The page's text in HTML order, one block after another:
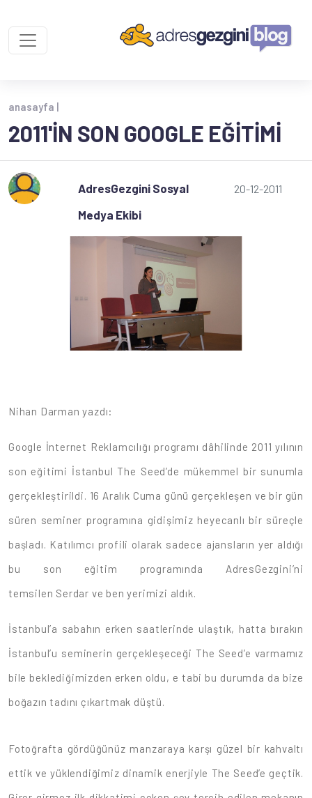
anasayfa |
2011'IN SON GOOGLE EĞITIMI
AdresGezgini Sosyal
Medya Ekibi
20-12-2011
Nihan Darman yazdı:
Google İnternet Reklamcılığı programı dâhilinde 2011 yılının
son eğitimi İstanbul The Seed’de mükemmel bir sunumla
gerçekleştirildi. 16 Aralık Cuma günü gerçekleşen ve bir gün
süren seminer programına gidişimiz heyecanlı bir süreçle
başladı. Katılımcı profili olarak sadece ajansların yer aldığı
bu son eğitim programında AdresGezgini’ni
temsilen Serdar ve ben yerimizi aldık.
İstanbul’a sabahın erken saatlerinde ulaştık, hatta bırakın
İstanbul’u seminerin gerçekleşeceği The Seed’e varmamız
bile beklediğimizden erken oldu, e tabi bu durumda da bize
boğazın tadını çıkartmak düştü.
Fotoğrafta gördüğünüz manzaraya karşı güzel bir kahvaltı
ettik ve yüklendiğimiz dinamik enerjiyle The Seed’e geçtik.